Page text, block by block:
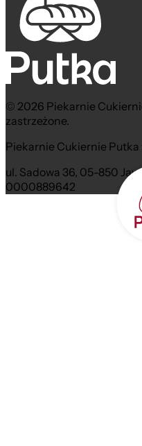
© 2026 Piekarnie
zastrzeżone.
Piekarnie Cukiernie Putka
ul. Sadowa 36, 05-850
0000889642